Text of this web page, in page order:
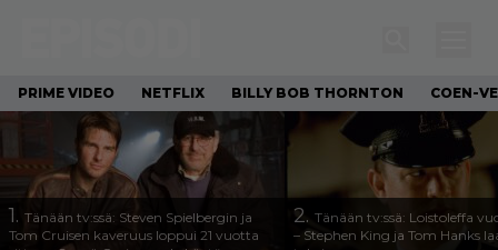
PRIME VIDEO NETFLIX BILLY BOB THORNTON COEN-
1. Tänään tv:ssä: Steven Spielbergin ja
Tom Cruisen kaveruus loppui 21 vuotta
2. Tänään tv:ssä: Loistoleffa
– Stephen King ja Tom Hanks